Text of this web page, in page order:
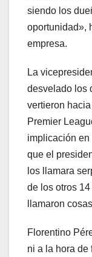
siendo los
oportunidad»,
empresa.
La
desvelado los
vertieron
Premier
implicación
que el
los llamara
de los otros
llamaron
Florentino
ni a la hora de